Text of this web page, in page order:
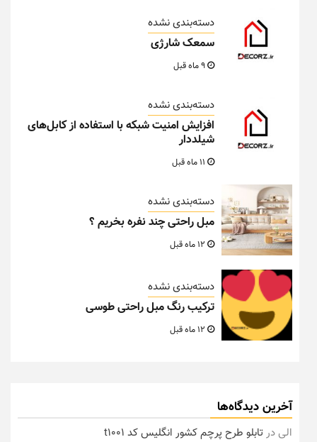
دسته‌بندی نشده
سمعک شارژی
دسته‌بندی نشده
افزایش امنیت شبکه با استفاده از کابل‌های
شیلددار
دسته‌بندی نشده
مبل راحتی چند نفره بخریم ؟
دسته‌بندی نشده
ترکیب رنگ مبل راحتی طوسی
آخرین دیدگاه‌ها
الیدرتابلو طرح پرچم کشور انگلیس کد t1001